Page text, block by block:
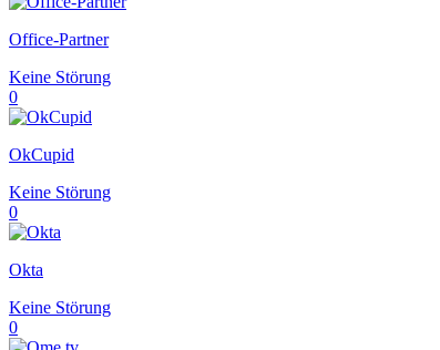
Office-Partner
Keine Störung
0
OkCupid
Keine Störung
0
Okta
Keine Störung
0